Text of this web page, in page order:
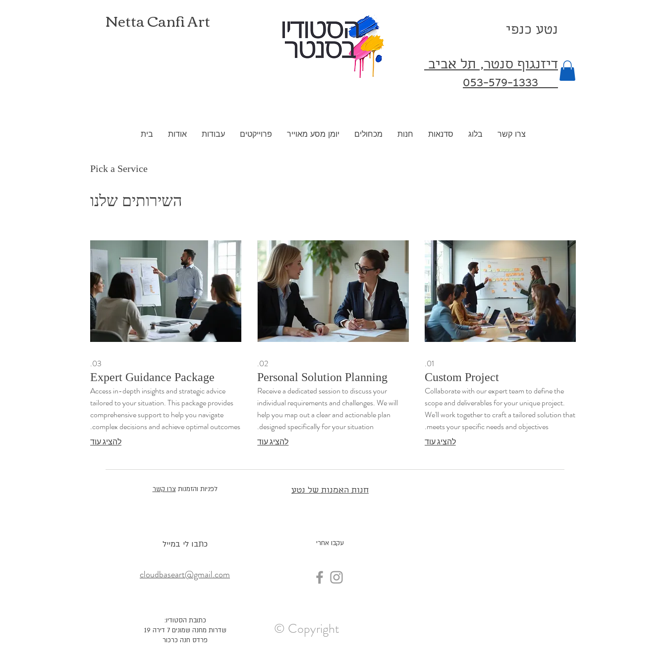
Netta Canfi Art נטע כנפי
דיזנגוף סנטר, תל אביב
053-579-1333⁩
בית אודות עבודות פרוייקטים יומן מסע מאוייר מכחולים חנות סדנאות בלוג צרו קשר
Pick a Service
השירותים שלנו
01.
Custom Project
Collaborate with our expert team to define the
scope and deliverables for your unique project.
We'll work together to craft a tailored solution that
meets your specific needs and objectives.
להציג עוד
02.
Personal Solution Planning
Receive a dedicated session to discuss your
individual requirements and challenges. We will
help you map out a clear and actionable plan
designed specifically for your situation.
להציג עוד
03.
Expert Guidance Package
Access in-depth insights and strategic advice
tailored to your situation. This package provides
comprehensive support to help you navigate
complex decisions and achieve optimal outcomes.
להציג עוד
לפניות והזמנות צרו קשר
כתבו לי במייל
cloudbaseart@gmail.com
כתובת הסטודיו:
שדרות מחנה שמונים 7 דירה 19
פרדס חנה כרכור
חנות האמנות של נטע
עקבו אחרי
© Copyright